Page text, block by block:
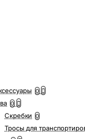
0
0
Скребки 0
Тросы для